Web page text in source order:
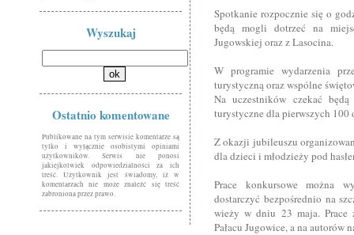
Wyszukaj
Ostatnio komentowane
Publikowane na tym serwisie komentarze są
tylko i wyłącznie osobistymi opiniami
użytkowników. Serwis nie ponosi
jakiejkolwiek odpowiedzialności za ich
treść. Użytkownik jest świadomy, iż w
komentarzach nie może znaleźć się treść
zabroniona przez prawo.
Spotkanie rozpocznie się o
będą mogli dotrzeć na
Jugowskiej oraz z Lasocina.
W programie wydarzenia
turystyczną oraz wspólne
Na uczestników czekać
turystyczne dla pierwszych 100
Z okazji jubileuszu
dla dzieci i młodzieży pod
Prace konkursowe można
dostarczyć bezpośrednio na
wieży w dniu 23 maja. Prace
Pałacu Jugowice, a na autorów